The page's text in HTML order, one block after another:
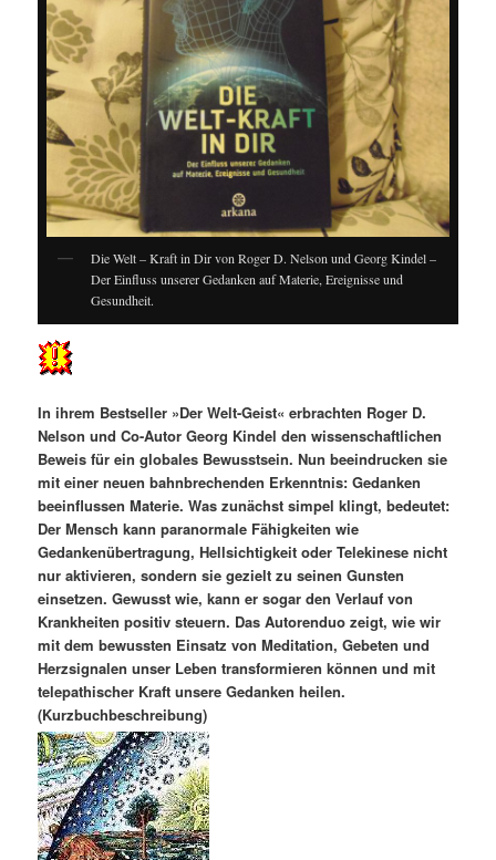
Die Welt – Kraft in Dir von Roger D. Nelson und Georg Kindel –
Der Einfluss unserer Gedanken auf Materie, Ereignisse und
Gesundheit.
In ihrem Bestseller »Der Welt-Geist« erbrachten Roger D.
Nelson und Co-Autor Georg Kindel den wissenschaftlichen
Beweis für ein globales Bewusstsein. Nun beeindrucken sie
mit einer neuen bahnbrechenden Erkenntnis: Gedanken
beeinflussen Materie. Was zunächst simpel klingt, bedeutet:
Der Mensch kann paranormale Fähigkeiten wie
Gedankenübertragung, Hellsichtigkeit oder Telekinese nicht
nur aktivieren, sondern sie gezielt zu seinen Gunsten
einsetzen. Gewusst wie, kann er sogar den Verlauf von
Krankheiten positiv steuern. Das Autorenduo zeigt, wie wir
mit dem bewussten Einsatz von Meditation, Gebeten und
Herzsignalen unser Leben transformieren können und mit
telepathischer Kraft unsere Gedanken heilen.
(Kurzbuchbeschreibung)